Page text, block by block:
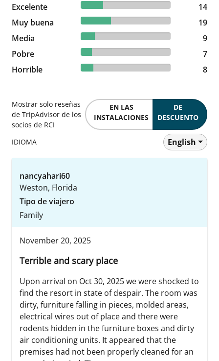
Excelente 24.56% reviewed Excelente
14 reviews
14
Muy buena
33.33% reviewed Muy buena
19 reviews
19
Media
15.79% reviewed Media
9 reviews
9
Pobre
12.28% reviewed Pobre
7 reviews
7
Horrible
14.04% reviewed Horrible
8 reviews 8
Mostrar solo reseñas
de TripAdvisor de los
socios de RCI
EN LAS
INSTALACIONES
DE
DESCUENTO
IDIOMA English
nancyahari60
Weston, Florida
Tipo de viajero
Family
November 20, 2025
Terrible and scary place
Upon arrival on Oct 30, 2025 we were shocked to
find the resort in state of despair. The room was
dirty, furniture falling in pieces, molded areas,
electrical wires out of place and there were
rodents hidden in the furniture boxes and dirty
air conditioning units. It appeared that the
premises had not been properly cleaned for an